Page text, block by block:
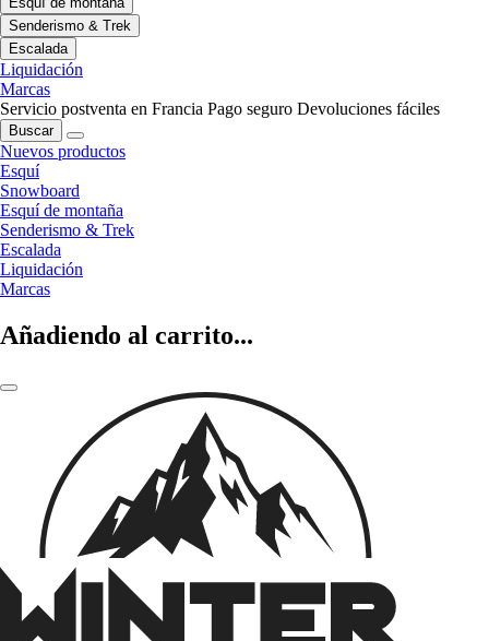
Senderismo & Trek
Escalada
Liquidación
Marcas
Servicio postventa en Francia Pago seguro Devoluciones fáciles
Buscar
Nuevos productos
Esquí
Snowboard
Esquí de montaña
Senderismo & Trek
Escalada
Liquidación
Marcas
Añadiendo al carrito...